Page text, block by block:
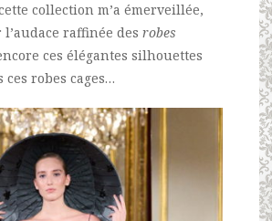
collection m’a émerveillée,
raffinée des robes
ces élégantes silhouettes
robes cages…